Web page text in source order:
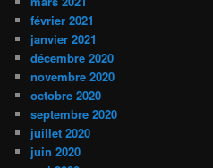
février 2021
janvier 2021
décembre 2020
novembre 2020
octobre 2020
septembre 2020
juillet 2020
juin 2020